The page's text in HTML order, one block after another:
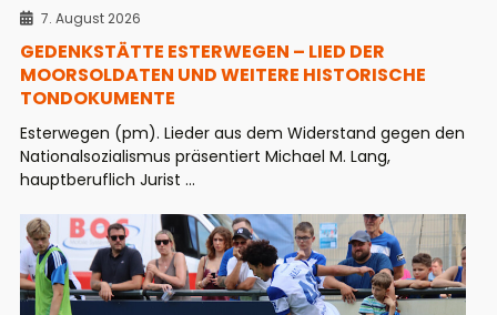
7. August 2026
GEDENKSTÄTTE ESTERWEGEN – LIED DER
MOORSOLDATEN UND WEITERE HISTORISCHE
TONDOKUMENTE
Esterwegen (pm). Lieder aus dem Widerstand gegen den
Nationalsozialismus präsentiert Michael M. Lang,
hauptberuflich Jurist ...